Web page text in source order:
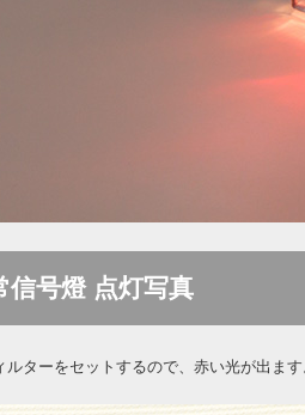
信号燈 点灯写真
ルターをセットするので、赤い光が出ま